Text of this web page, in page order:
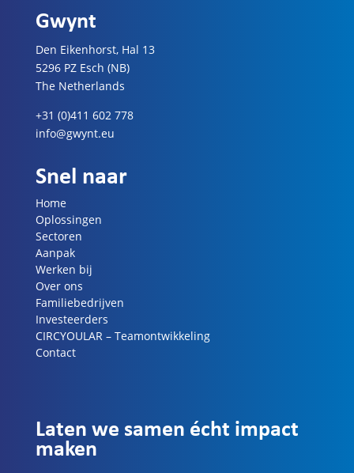
Gwynt
Den Eikenhorst, Hal 13
5296 PZ Esch (NB)
The Netherlands
+31 (0)411 602 778
info@gwynt.eu
Snel naar
Home
Oplossingen
Sectoren
Aanpak
Werken bij
Over ons
Familiebedrijven
Investeerders
CIRCYOULAR – Teamontwikkeling
Contact
Laten we samen écht impact
maken